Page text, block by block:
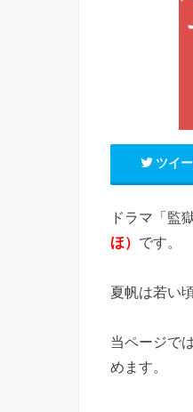
ツイ
ドラマ「監
ほ） です。
夏帆は若い
当ページでは
めます。